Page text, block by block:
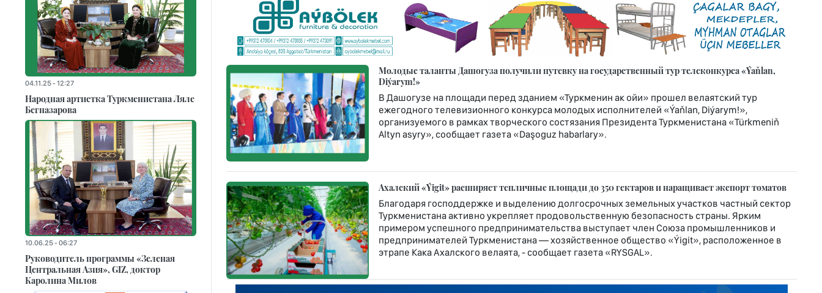
Молодые таланты Дашогуза получили путевку на государственный тур телеконкурса «Ýaňlan,
Diýarym!»
В Дашогузе на площади перед зданием «Туркменин ак ойи» прошел велаятский тур
ежегодного телевизионного конкурса молодых исполнителей «Ýaňlan, Diýarym!»,
организуемого в рамках творческого состязания Президента Туркменистана «Türkmeniň
Altyn asyry», сообщает газета «Daşoguz habarlary».
Ахалский «Ýigit» расширяет тепличные площади до 350 гектаров и наращивает экспорт томатов
Благодаря господдержке и выделению долгосрочных земельных участков частный сектор
Туркменистана активно укрепляет продовольственную безопасность страны. Ярким
примером успешного предпринимательства выступает член Союза промышленников и
предпринимателей Туркменистана — хозяйственное общество «Ýigit», расположенное в
этрапе Кака Ахалского велаята, - сообщает газета «RYSGAL».
04.11.25 - 12:27
Народная артистка Туркменистана Ляле
Бегназарова
10.06.25 - 06:27
Руководитель программы «Зеленая
Центральная Азия», GIZ, доктор
Каролина Милов